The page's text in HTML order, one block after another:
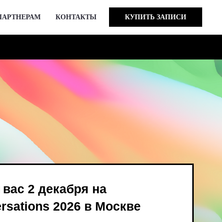
КОНТАКТЫ КУПИТЬ ЗАПИСИ
Bird и опен-колл
августе
на
в Москве